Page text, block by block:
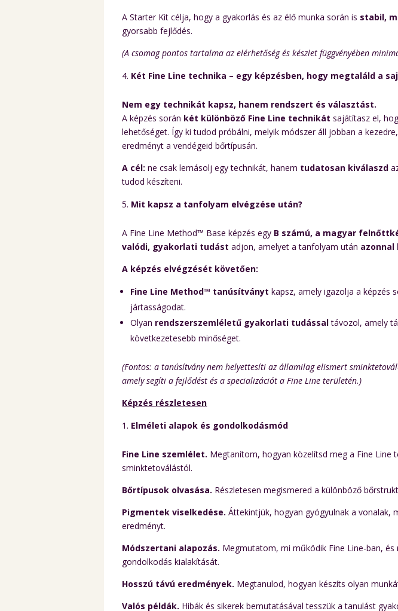
A Starter Kit célja, hogy a gyakorlás és az élő munka során is stabil,
gyorsabb fejlődés.
(A csomag pontos tartalma az elérhetőség és készlet függvényében
Két Fine Line technika – egy képzésben, hogy megtaláld a
Nem egy technikát kapsz, hanem rendszert és választást.
A képzés során két különböző Fine Line technikát sajátítasz el,
lehetőséget. Így ki tudod próbálni, melyik módszer áll jobban a
eredményt a vendégeid bőrtípusán.
A cél:ne csak lemásolj egy technikát, hanem tudatosan kiválaszd
tudod készíteni.
Mit kapsz a tanfolyam elvégzése után?
A Fine Line Method™ Base képzés egy B számú, a magyar
valódi, gyakorlati tudást adjon, amelyet a tanfolyam után
A képzés elvégzését követően:
Fine Line Method™ tanúsítványt kapsz, amely igazolja a képzés
jártasságodat.
Olyan rendszerszemléletű gyakorlati tudássaltávozol, amely
következetesebb minőséget.
(Fontos: a tanúsítvány nem helyettesíti az államilag elismert
amely segíti a fejlődést és a specializációt a Fine Line területén.)
Képzés részletesen
Elméleti alapok és gondolkodásmód
Fine Line szemlélet. Megtanítom, hogyan közelítsd meg a Fine Line
sminktetoválástól.
Bőrtípusok olvasása. Részletesen megismered a különböző
Pigmentek viselkedése. Áttekintjük, hogyan gyógyulnak a vonalak,
eredményt.
Módszertani alapozás. Megmutatom, mi működik Fine Line-ban,
gondolkodás kialakítását.
Hosszú távú eredmények. Megtanulod, hogyan készíts olyan
Valós példák. Hibák és sikerek bemutatásával tesszük a tanulást